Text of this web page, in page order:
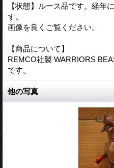
【状態】ルース品です。経年
す。
画像を良くご覧ください。
【商品について】
REMCO社製 WARRIORS
です。
他の写真